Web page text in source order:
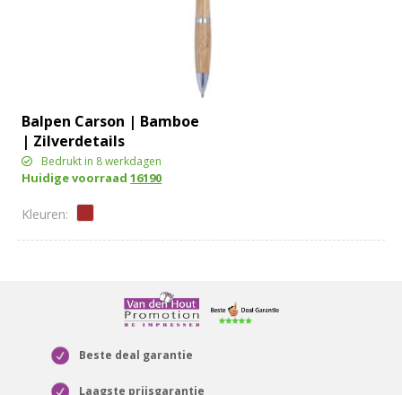
Balpen Carson | Bamboe
| Zilverdetails
Bedrukt in 8 werkdagen
Huidige voorraad16190
Beste deal garantie
Laagste prijsgarantie